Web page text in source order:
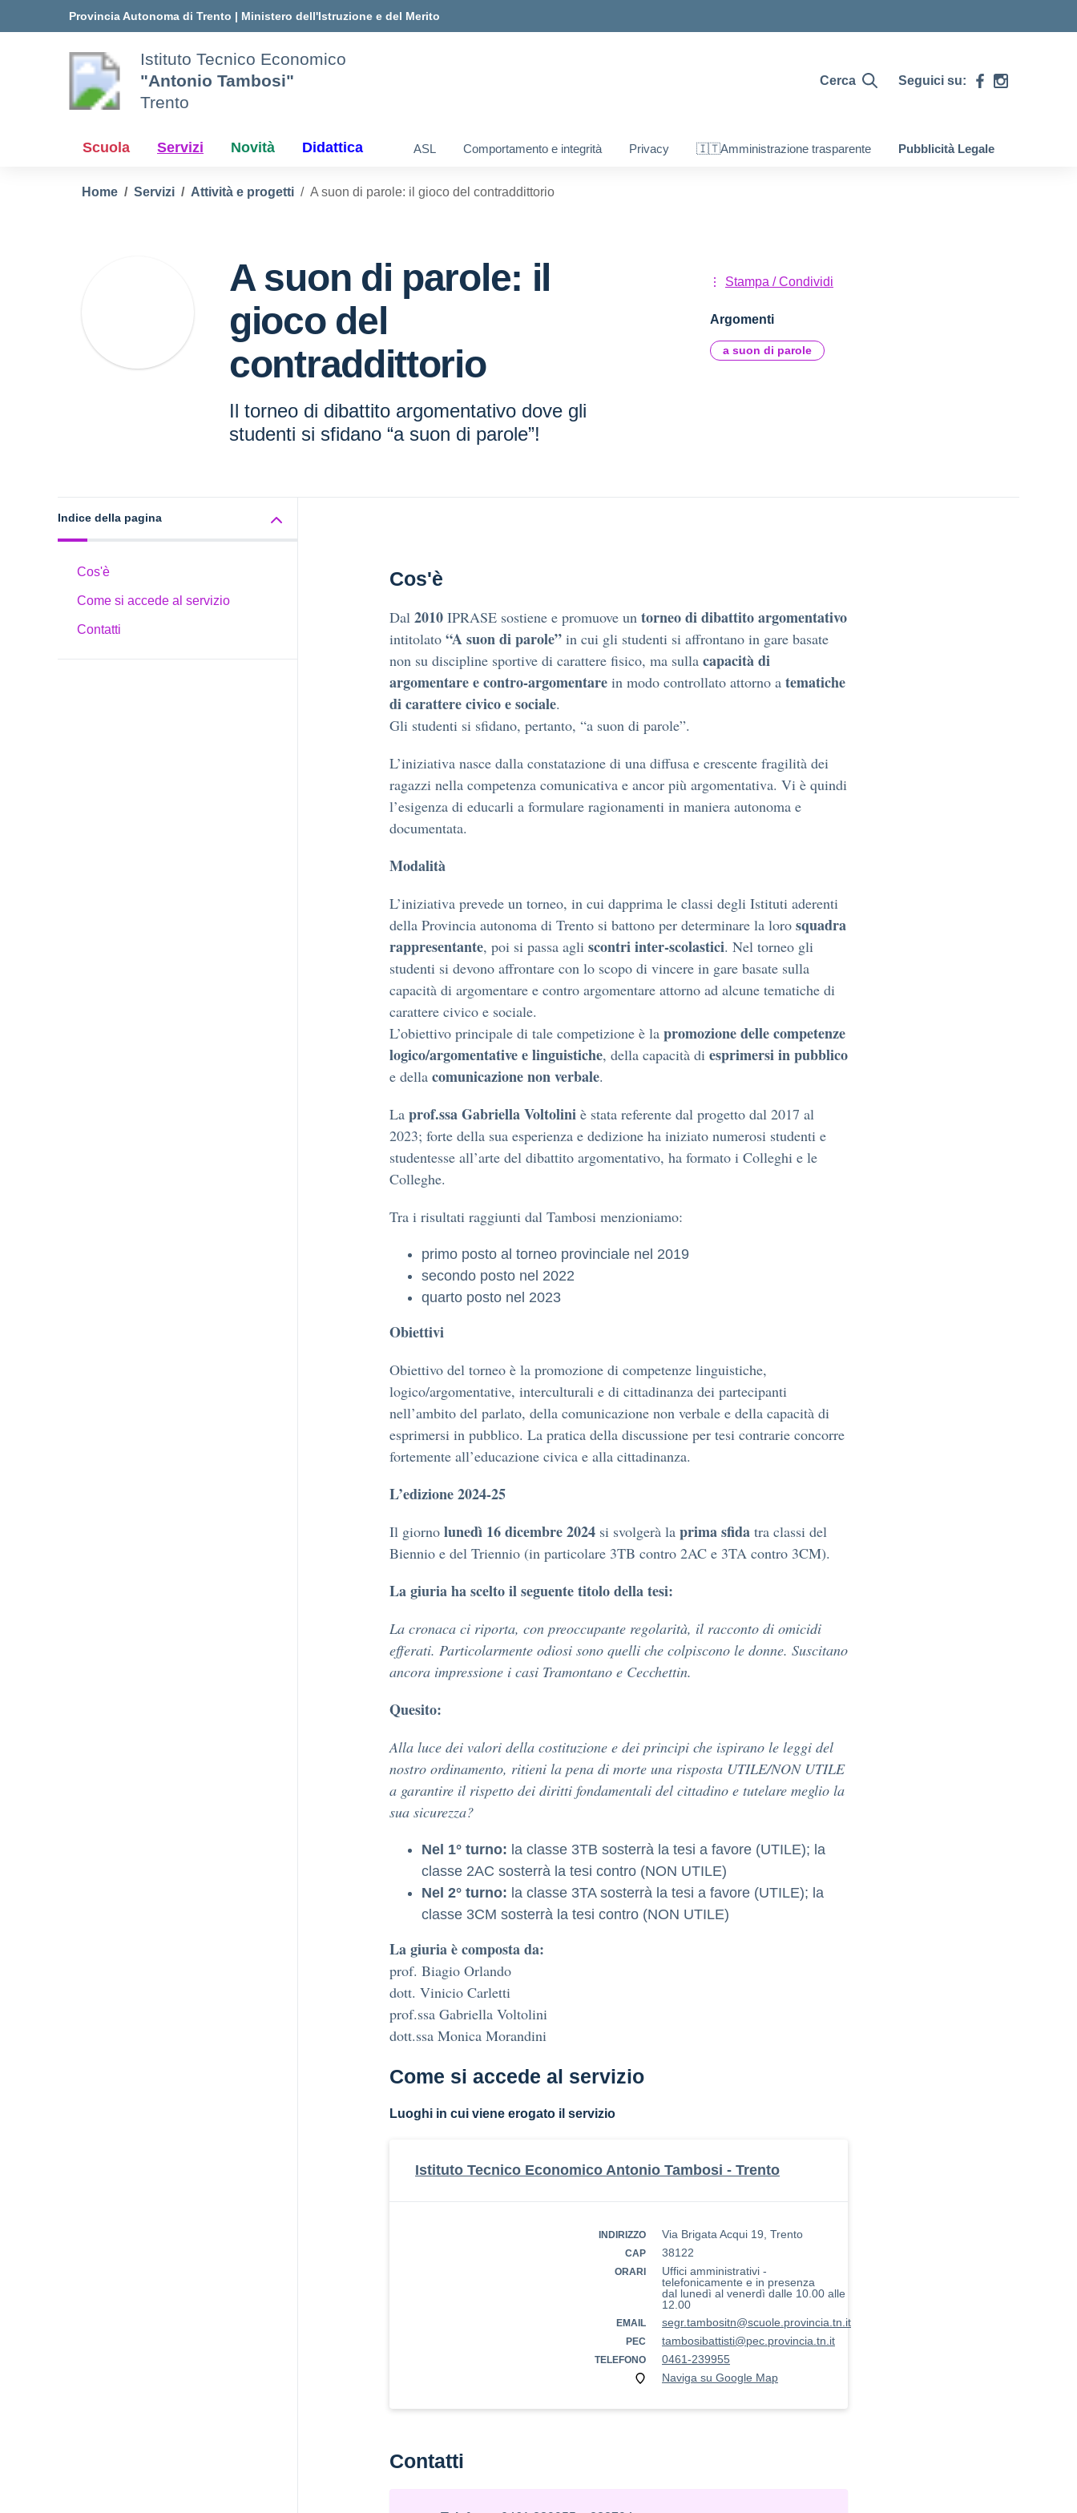
Provincia Autonoma di Trento | Ministero dell'Istruzione e del Merito
Istituto Tecnico Economico
"Antonio Tambosi"
Trento
Cerca Seguici su:
Scuola Servizi Novità Didattica ASL Comportamento e integrità Privacy 🇮🇹Amministrazione trasparente Pubblicità Legale
Home Servizi Attività e progetti A suon di parole: il gioco del contraddittorio
A suon di parole: il
gioco del
contraddittorio
Il torneo di dibattito argomentativo dove gli
studenti si sfidano “a suon di parole”!
Stampa / Condividi
Argomenti
a suon di parole
Indice della pagina
Cos'è
Come si accede al servizio
Contatti
Cos'è
Dal 2010 IPRASE sostiene e promuove un torneo di dibattito argomentativo
intitolato “A suon di parole” in cui gli studenti si affrontano in gare basate
non su discipline sportive di carattere fisico, ma sulla capacità di
argomentare e contro-argomentare in modo controllato attorno a tematiche
di carattere civico e sociale.
Gli studenti si sfidano, pertanto, “a suon di parole”.
L’iniziativa nasce dalla constatazione di una diffusa e crescente fragilità dei
ragazzi nella competenza comunicativa e ancor più argomentativa. Vi è quindi
l’esigenza di educarli a formulare ragionamenti in maniera autonoma e
documentata.
Modalità
L’iniziativa prevede un torneo, in cui dapprima le classi degli Istituti aderenti
della Provincia autonoma di Trento si battono per determinare la loro squadra
rappresentante, poi si passa agli scontri inter-scolastici. Nel torneo gli
studenti si devono affrontare con lo scopo di vincere in gare basate sulla
capacità di argomentare e contro argomentare attorno ad alcune tematiche di
carattere civico e sociale.
L’obiettivo principale di tale competizione è la promozione delle competenze
logico/argomentative e linguistiche, della capacità di esprimersi in pubblico
e della comunicazione non verbale.
La prof.ssa Gabriella Voltolini è stata referente dal progetto dal 2017 al
2023; forte della sua esperienza e dedizione ha iniziato numerosi studenti e
studentesse all’arte del dibattito argomentativo, ha formato i Colleghi e le
Colleghe.
Tra i risultati raggiunti dal Tambosi menzioniamo:
primo posto al torneo provinciale nel 2019
secondo posto nel 2022
quarto posto nel 2023
Obiettivi
Obiettivo del torneo è la promozione di competenze linguistiche,
logico/argomentative, interculturali e di cittadinanza dei partecipanti
nell’ambito del parlato, della comunicazione non verbale e della capacità di
esprimersi in pubblico. La pratica della discussione per tesi contrarie concorre
fortemente all’educazione civica e alla cittadinanza.
L’edizione 2024-25
Il giorno lunedì 16 dicembre 2024 si svolgerà la prima sfida tra classi del
Biennio e del Triennio (in particolare 3TB contro 2AC e 3TA contro 3CM).
La giuria ha scelto il seguente titolo della tesi:
La cronaca ci riporta, con preoccupante regolarità, il racconto di omicidi
efferati. Particolarmente odiosi sono quelli che colpiscono le donne. Suscitano
ancora impressione i casi Tramontano e Cecchettin.
Quesito:
Alla luce dei valori della costituzione e dei principi che ispirano le leggi del
nostro ordinamento, ritieni la pena di morte una risposta UTILE/NON UTILE
a garantire il rispetto dei diritti fondamentali del cittadino e tutelare meglio la
sua sicurezza?
Nel 1° turno: la classe 3TB sosterrà la tesi a favore (UTILE); la
classe 2AC sosterrà la tesi contro (NON UTILE)
Nel 2° turno: la classe 3TA sosterrà la tesi a favore (UTILE); la
classe 3CM sosterrà la tesi contro (NON UTILE)
La giuria è composta da:
prof. Biagio Orlando
dott. Vinicio Carletti
prof.ssa Gabriella Voltolini
dott.ssa Monica Morandini
Come si accede al servizio
Luoghi in cui viene erogato il servizio
Istituto Tecnico Economico Antonio Tambosi - Trento
INDIRIZZO Via Brigata Acqui 19, Trento
CAP 38122
ORARI
Uffici amministrativi -
telefonicamente e in presenza
dal lunedì al venerdì dalle 10.00 alle
12.00
EMAIL segr.tambositn@scuole.provincia.tn.it
PEC tambosibattisti@pec.provincia.tn.it
TELEFONO
0461-239955
Naviga su Google Map
Contatti